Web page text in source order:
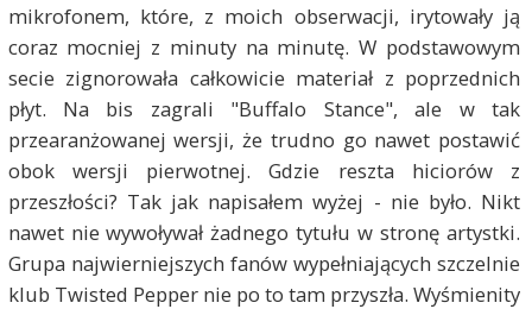
mikrofonem, które, z moich obserwacji, irytowały ją
coraz mocniej z minuty na minutę. W podstawowym
secie zignorowała całkowicie materiał z poprzednich
płyt. Na bis zagrali "Buffalo Stance", ale w tak
przearanżowanej wersji, że trudno go nawet postawić
obok wersji pierwotnej. Gdzie reszta hiciorów z
przeszłości? Tak jak napisałem wyżej - nie było. Nikt
nawet nie wywoływał żadnego tytułu w stronę artystki.
Grupa najwierniejszych fanów wypełniających szczelnie
klub Twisted Pepper nie po to tam przyszła. Wyśmienity